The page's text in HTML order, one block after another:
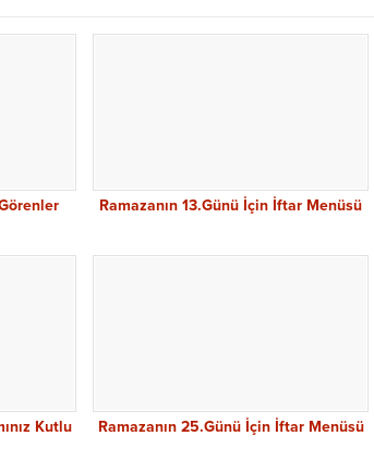
Ramazanın 13.Günü İçin İftar Menüsü
Kutlu
Ramazanın 25.Günü İçin İftar Menüsü